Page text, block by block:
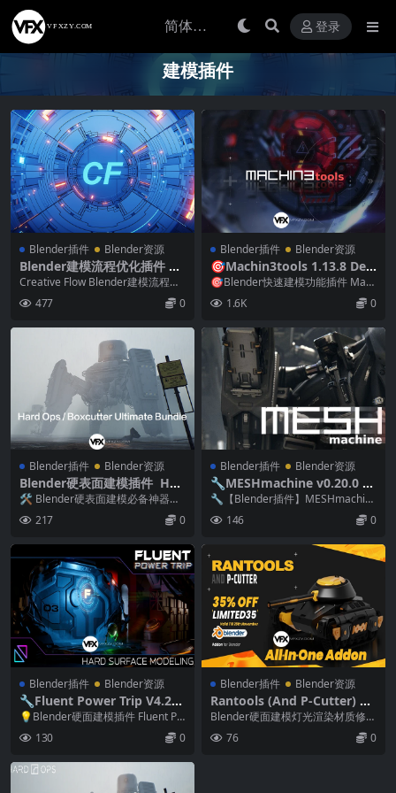
登录
建模插件
Blender插件 Blender资源
Blender建模流程优化插件 Cr
eative Flow v1.9.2
Creative Flow Blender建模流程优
477 0
Blender插件 Blender资源
🎯Machin3tools 1.13.8 Deu
sEx — Blender快速建模功能
🎯Blender快速建模功能插件 Mac
1.6K 0
Blender插件 Blender资源
Blender硬表面建模插件 Har
d Ops / Boxcutter Ultimate
🛠️ Blender硬表面建模必备神器｜
217 0
Blender插件 Blender资源
🔧MESHmachine v0.20.0 —
Blender倒角圆角插件破解版
🔧【Blender插件】MESHmachin
e 硬表面建模利器 | 非细分建模 ...
146 0
Blender插件 Blender资源
🔧Fluent Power Trip V4.2
— Blender硬面建模插件
💡Blender硬面建模插件 Fluent Po
130 0
Blender插件 Blender资源
Rantools (And P-Cutter) All
-In-One Addon V3.3.13 Ble
nder全能硬表面建模&灯光渲
染终极插件
Blender硬面建模灯光渲染材质修改
器纹理烘焙插件 Rantools And ...
76 0